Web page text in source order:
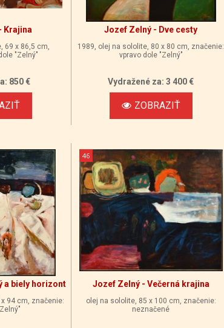
Krajina
69 x 86,5 cm,
"Zelný"
850 €
Jozef Zelný - Dve cesty
1989, olej na sololite, 80 x 80 cm, značenie:
vpravo dole "Zelný"
Vydražené za: 3 400 €
ZOBRAZIŤ
a biely horizont
94 cm, značenie:
46
Jozef Zelný - Večerná krajina
olej na sololite, 85 x 100 cm, značenie:
neznačené